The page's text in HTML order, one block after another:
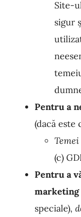
Site-
sigur
Pentru a
(dacă este
(c)
Pentru a
marketing
speciale),